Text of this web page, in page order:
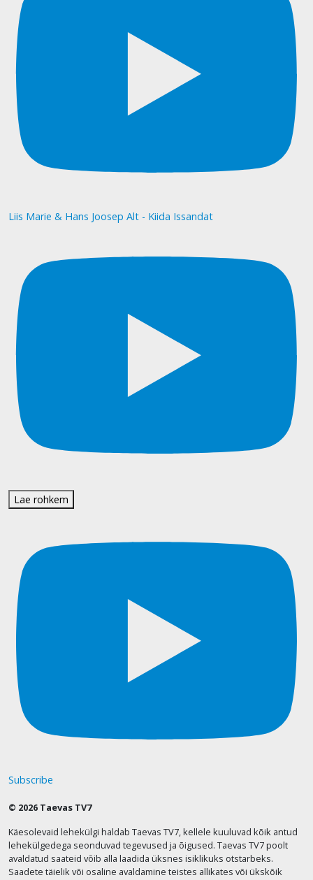
Liis Marie & Hans Joosep Alt - Kiida Issandat
Lae rohkem
Subscribe
© 2026 Taevas TV7
Käesolevaid lehekülgi haldab Taevas TV7, kellele kuuluvad kõik antud
lehekülgedega seonduvad tegevused ja õigused. Taevas TV7 poolt
avaldatud saateid võib alla laadida üksnes isiklikuks otstarbeks.
Saadete täielik või osaline avaldamine teistes allikates või ükskõik